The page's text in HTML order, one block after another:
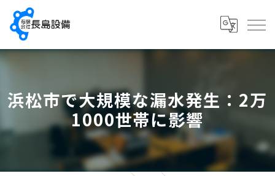
浜松市で大規模な漏水発生：2万
1000世帯に影響